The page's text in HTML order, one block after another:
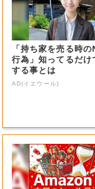
「持ち家を売る時の
行為」知ってるだけ
する事とは
AD(イエウール)